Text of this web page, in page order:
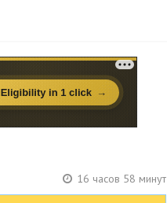
16 часов 58 минут